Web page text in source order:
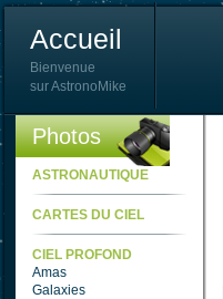
Accueil
Bienvenue
sur AstronoMike
Photos
ASTRONAUTIQUE
CARTES DU CIEL
CIEL PROFOND
Amas
Galaxies